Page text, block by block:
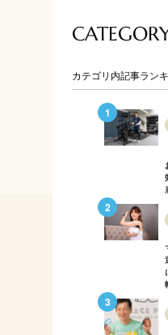
カテゴリ内記事ラン